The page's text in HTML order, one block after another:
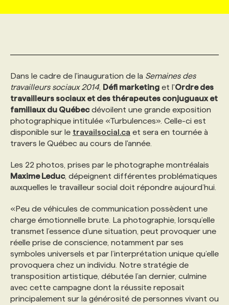
INITIATIVES NUMÉRIQUES
PRIX ET DISTINCTIONS
MARKETING DURABLE
GEO/SEO
NOS AUTEUR‧RICES
ANNONCEZ AVEC NOUS
PROFIL ENTREPRISE
FAQ
PROFIL CANDIDAT
ANNONCEZ AVEC NOUS
NOS PARCOURS DE FORMATIONS
FORMATIONS PERSONNALISÉES
POURQUOI CHOISIR NOS FORMATIONS
NOS TARIFS
PROGRAMMES DE SUBVENTIONS
FAQ
SERVICE DE CHASSE DE TÊTE
NOS TARIFS
FAQ
ANNONCEZ AVEC NOUS
Dans le cadre de l'inauguration de la Semaines des
travailleurs sociaux 2014, Défi marketing et l'Ordre des
travailleurs sociaux et des thérapeutes conjuguaux et
familiaux du Québecdévoilent une grande exposition
photographique intitulée «Turbulences». Celle-ci est
disponible sur le travailsocial.ca et sera en tournée à
travers le Québec au cours de l'année.
Les 22 photos, prises par le photographe montréalais
Maxime Leduc, dépeignent différentes problématiques
auxquelles le travailleur social doit répondre aujourd’hui.
«Peu de véhicules de communication possèdent une
charge émotionnelle brute. La photographie, lorsqu’elle
transmet l’essence d’une situation, peut provoquer une
réelle prise de conscience, notamment par ses
symboles universels et par l’interprétation unique qu’elle
provoquera chez un individu. Notre stratégie de
transposition artistique, débutée l’an dernier, culmine
avec cette campagne dont la réussite reposait
principalement sur la générosité de personnes vivant ou